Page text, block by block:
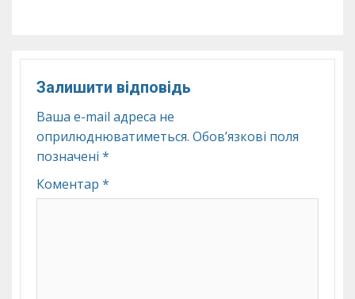
Залишити відповідь
Ваша e-mail адреса не
оприлюднюватиметься. Обов’язкові поля
позначені *
Коментар *